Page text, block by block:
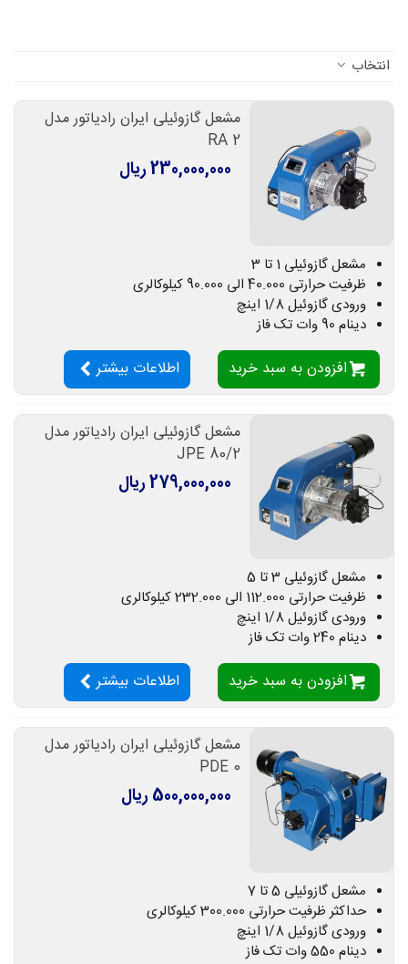
انتخاب
مشعل گازوئیلی ایران رادیاتور مدل
RA 2
230,000,000 ریال
مشعل گازوئیلی 1 تا 3
ظرفیت حرارتی 40.000 الی 90.000 کیلوکالری
ورودی گازوئیل 1/8 اینچ
دینام 90 وات تک فاز
افزودن به سبد خرید اطلاعات بیشتر
مشعل گازوئیلی ایران رادیاتور مدل
JPE 80/2
279,000,000 ریال
مشعل گازوئیلی 3 تا 5
ظرفیت حرارتی 112.000 الی 232.000 کیلوکالری
ورودی گازوئیل 1/8 اینچ
دینام 240 وات تک فاز
افزودن به سبد خرید اطلاعات بیشتر
مشعل گازوئیلی ایران رادیاتور مدل
PDE 0
500,000,000 ریال
مشعل گازوئیلی 5 تا 7
حداکثر ظرفیت حرارتی 300.000 کیلوکالری
ورودی گازوئیل 1/8 اینچ
دینام 550 وات تک فاز